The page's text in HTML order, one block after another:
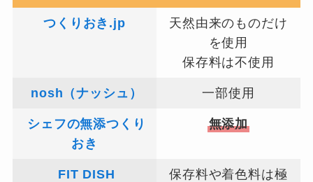
つくりおき.jp
天然由来のものだけ
を使用
保存料は不使用
nosh（ナッシュ） 一部使用
シェフの無添つくり
おき
無添加
FIT DISH
保存料や着色料は極